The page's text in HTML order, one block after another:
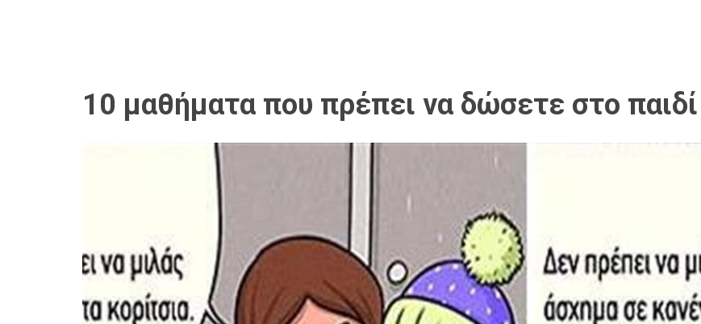
10 μαθήματα που πρέπει να δώσετε στο παιδί